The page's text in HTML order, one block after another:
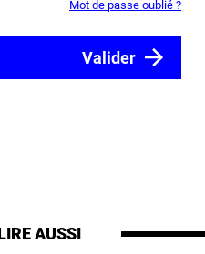
Mot de passe oublié ?
AUSSI